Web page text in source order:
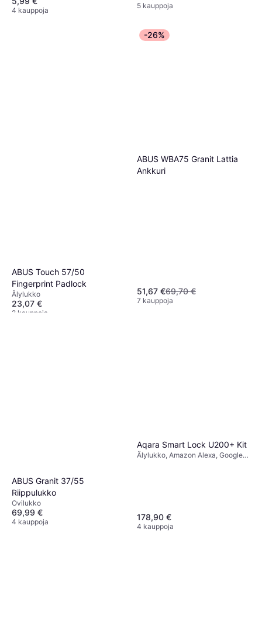
4 kauppoja
5 kauppoja
ABUS Touch 57/50
Fingerprint Padlock
Älylukko
23,07 €
2 kauppoja
-26%
ABUS WBA75 Granit Lattia
Ankkuri
51,67 €69,70 €
7 kauppoja
ABUS Granit 37/55
Riippulukko
Ovilukko
69,99 €
4 kauppoja
Aqara Smart Lock U200+ Kit
Älylukko, Amazon Alexa, Google
178,90 €
4 kauppoja